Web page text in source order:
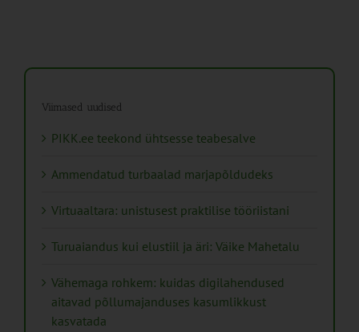
Viimased uudised
PIKK.ee teekond ühtsesse teabesalve
Ammendatud turbaalad marjapõldudeks
Virtuaaltara: unistusest praktilise tööriistani
Turuaiandus kui elustiil ja äri: Väike Mahetalu
Vähemaga rohkem: kuidas digilahendused
aitavad põllumajanduses kasumlikkust
kasvatada